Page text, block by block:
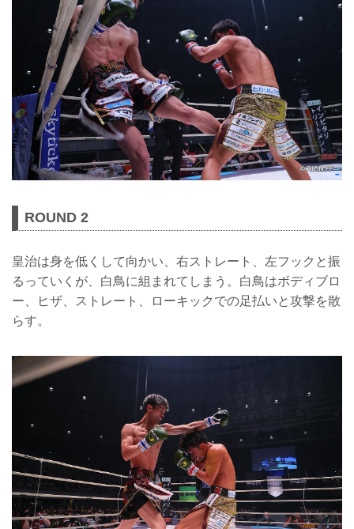
ROUND 2
皇治は身を低くして向かい、右ストレート、左フックと振
るっていくが、白鳥に組まれてしまう。白鳥はボディブロ
ー、ヒザ、ストレート、ローキックでの足払いと攻撃を散
らす。